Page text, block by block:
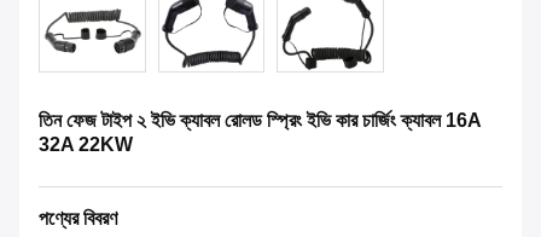
তিন ফেজ টাইপ ২ ইভি ক্যাবল রোলড স্প্রিং ইভি কার চার্জিং ক্যাবল 16A
32A 22KW
পণ্যের বিবরণ